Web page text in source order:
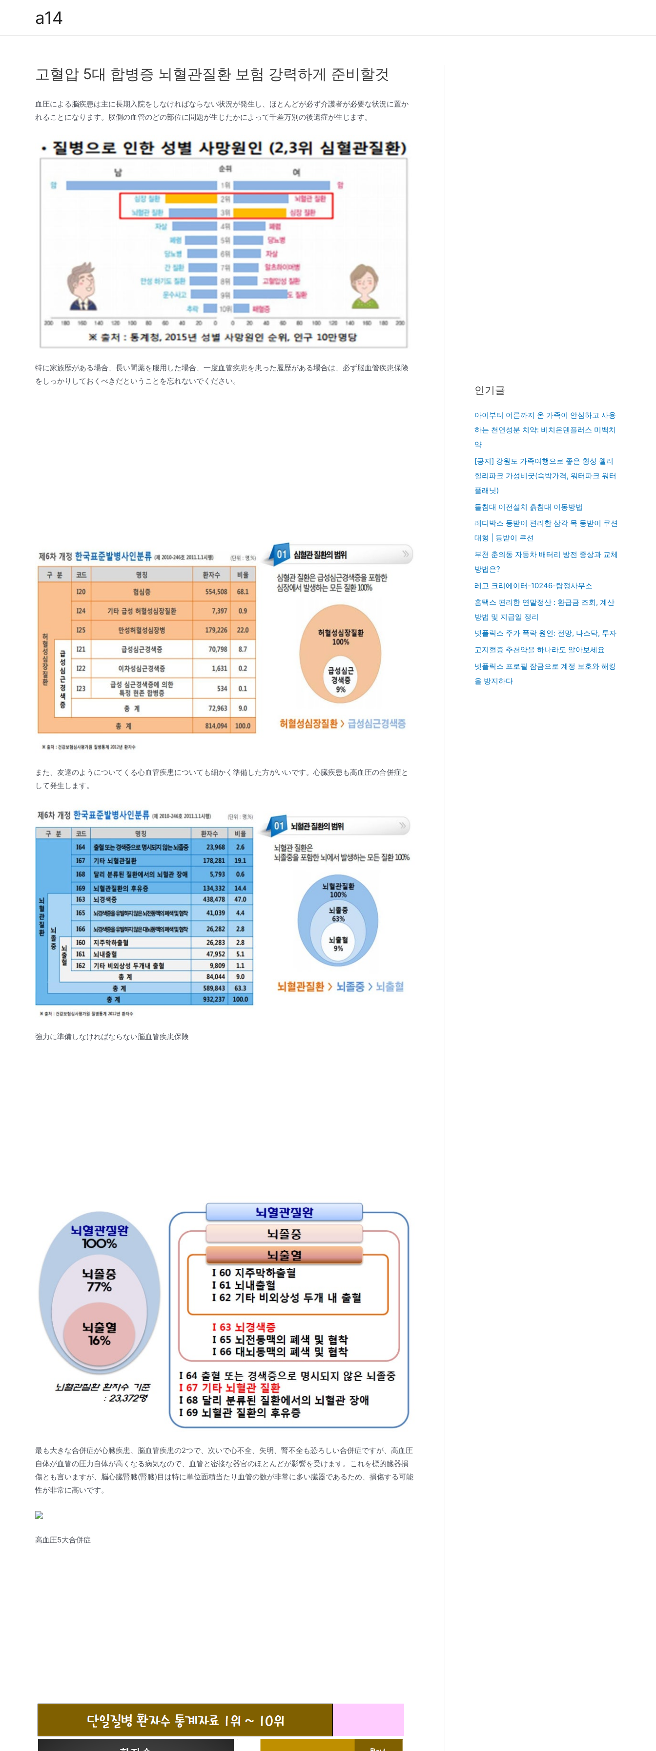
a14
고혈압 5대 합병증 뇌혈관질환 보험 강력하게 준비할것
血圧による脳疾患は主に長期入院をしなければならない状況が発生し、ほとんどが必ず介護者が必要な状況に置か
れることになります。脳側の血管のどの部位に問題が生じたかによって千差万別の後遺症が生じます。
特に家族歴がある場合、長い間薬を服用した場合、一度血管疾患を患った履歴がある場合は、必ず脳血管疾患保険
をしっかりしておくべきだということを忘れないでください。
また、友達のようについてくる心血管疾患についても細かく準備した方がいいです。心臓疾患も高血圧の合併症と
して発生します。
強力に準備しなければならない脳血管疾患保険
最も大きな合併症が心臓疾患、脳血管疾患の2つで、次いで心不全、失明、腎不全も恐ろしい合併症ですが、高血圧
自体が血管の圧力自体が高くなる病気なので、血管と密接な器官のほとんどが影響を受けます。これを標的臓器損
傷とも言いますが、脳心臓腎臓(腎臓)目は特に単位面積当たり血管の数が非常に多い臓器であるため、損傷する可能
性が非常に高いです。
高血圧5大合併症
인기글
아이부터 어른까지 온 가족이 안심하고 사용
하는 천연성분 치약: 비치온덴플러스 미백치
약
[공지] 강원도 가족여행으로 좋은 횡성 웰리
힐리파크 가성비굿(숙박가격, 워터파크 워터
플래닛)
돌침대 이전설치 흙침대 이동방법
레디박스 등받이 편리한 삼각 목 등받이 쿠션
대형 | 등받이 쿠션
부천 춘의동 자동차 배터리 방전 증상과 교체
방법은?
레고 크리에이터-10246-탐정사무소
홈택스 편리한 연말정산 : 환급금 조회, 계산
방법 및 지급일 정리
넷플릭스 주가 폭락 원인: 전망, 나스닥, 투자
고지혈증 추천약을 하나라도 알아보세요
넷플릭스 프로필 잠금으로 계정 보호와 해킹
을 방지하다